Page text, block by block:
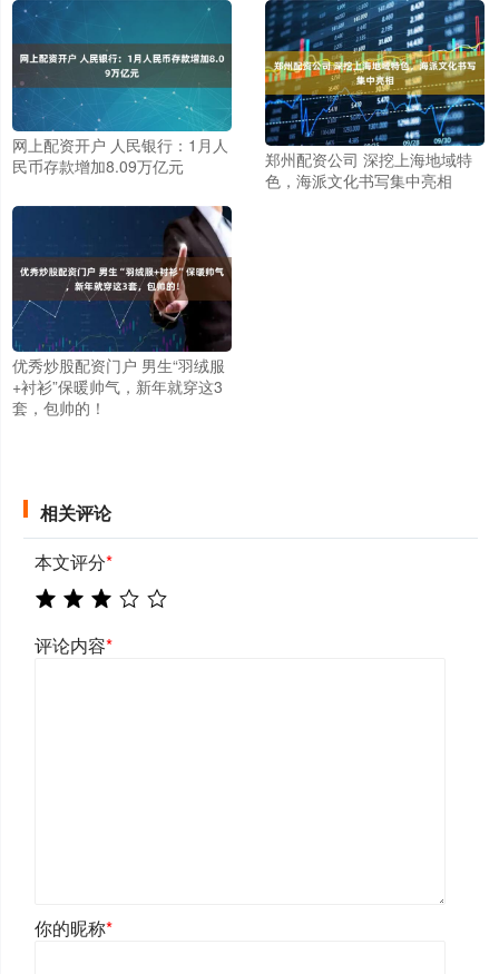
网上配资开户 人民银行：1月人
民币存款增加8.09万亿元
郑州配资公司 深挖上海地域特
色，海派文化书写集中亮相
优秀炒股配资门户 男生“羽绒服
+衬衫”保暖帅气，新年就穿这3
套，包帅的！
相关评论
本文评分*
评论内容*
你的昵称*